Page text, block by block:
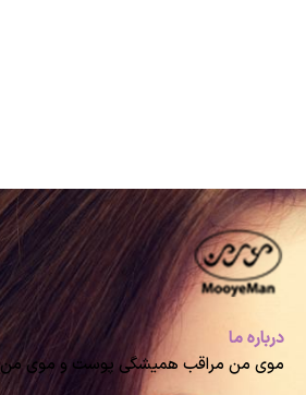
درباره ما
موی من مراقب همیشگی پوست و موی من